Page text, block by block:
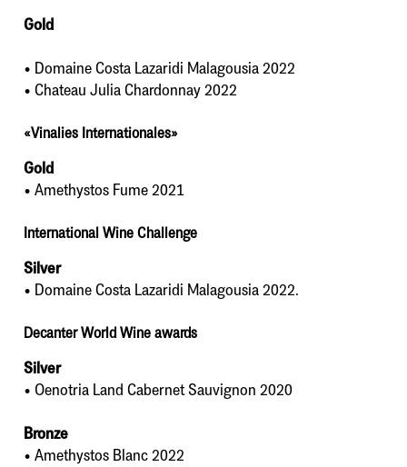
Gold
• Domaine Costa Lazaridi Malagousia 2022
• Chateau Julia Chardonnay 2022
«Vinalies Internationales»
Gold
• Amethystos Fume 2021
International Wine Challenge
Silver
• Domaine Costa Lazaridi Malagousia 2022.
Decanter World Wine awards
Silver
• Oenotria Land Cabernet Sauvignon 2020
Bronze
• Amethystos Blanc 2022